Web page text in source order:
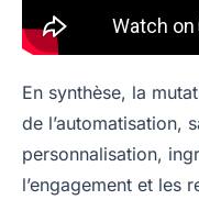
En synthèse, la
de l’automatisation,
personnalisation,
l’engagement et les